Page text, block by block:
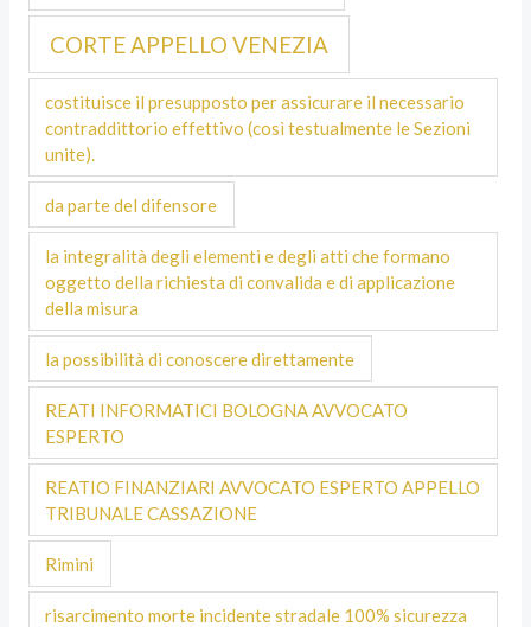
CORTE APPELLO VENEZIA
costituisce il presupposto per assicurare il necessario
contraddittorio effettivo (così testualmente le Sezioni
unite).
da parte del difensore
la integralità degli elementi e degli atti che formano
oggetto della richiesta di convalida e di applicazione
della misura
la possibilità di conoscere direttamente
REATI INFORMATICI BOLOGNA AVVOCATO
ESPERTO
REATIO FINANZIARI AVVOCATO ESPERTO APPELLO
TRIBUNALE CASSAZIONE
Rimini
risarcimento morte incidente stradale 100% sicurezza